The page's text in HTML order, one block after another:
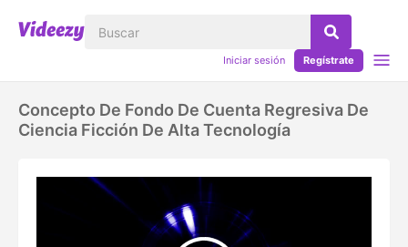
Iniciar sesión Regístrate
Concepto De Fondo De Cuenta Regresiva De
Ciencia Ficción De Alta Tecnología